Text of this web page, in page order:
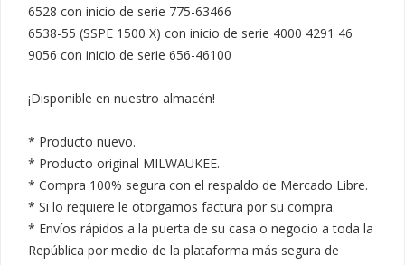
6528 con inicio de serie 775-63466
6538-55 (SSPE 1500 X) con inicio de serie 4000 4291 46
9056 con inicio de serie 656-46100
¡Disponible en nuestro almacén!
* Producto nuevo.
* Producto original MILWAUKEE.
* Compra 100% segura con el respaldo de Mercado Libre.
* Si lo requiere le otorgamos factura por su compra.
* Envíos rápidos a la puerta de su casa o negocio a toda la
República por medio de la plataforma más segura de